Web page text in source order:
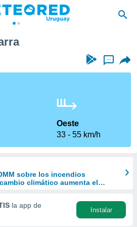
...
Oeste
33
55 km/h
sobre los incendios
climático aumenta el
la app de
Instalar